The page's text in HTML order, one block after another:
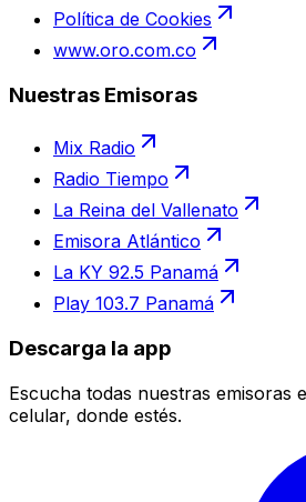
Política de Cookies
www.oro.com.co
Nuestras Emisoras
Mix Radio
Radio Tiempo
La Reina del Vallenato
Emisora Atlántico
La KY 92.5 Panamá
Play 103.7 Panamá
Descarga la app
Escucha todas nuestras emisoras
celular, donde estés.